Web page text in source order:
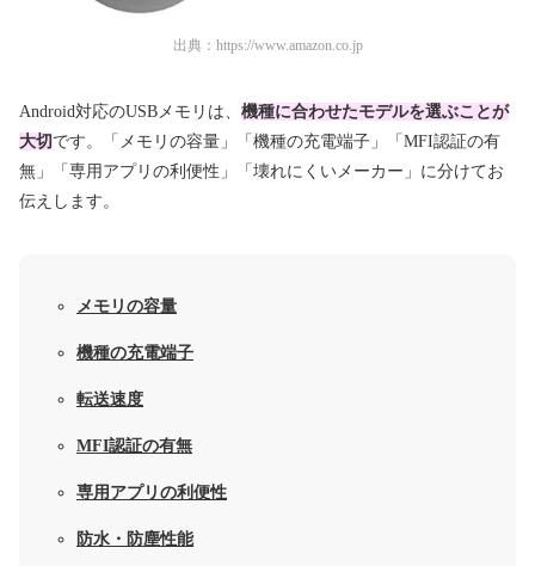
出典： https://www.amazon.co.jp
Android対応のUSBメモリは、 機種に合わせたモデルを選ぶことが
大切 です。「メモリの容量」「機種の充電端子」「MFI認証の有
無」「専用アプリの利便性」「壊れにくいメーカー」に分けてお
伝えします。
メモリの容量
機種の充電端子
転送速度
MFI認証の有無
専用アプリの利便性
防水・防塵性能